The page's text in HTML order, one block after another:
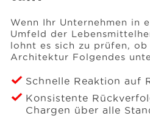
Wenn Ihr Unternehmen in
Umfeld der
lohnt es sich zu prüfen,
Architektur Folgendes
Schnelle Reaktion auf
Konsistente
Chargen über alle